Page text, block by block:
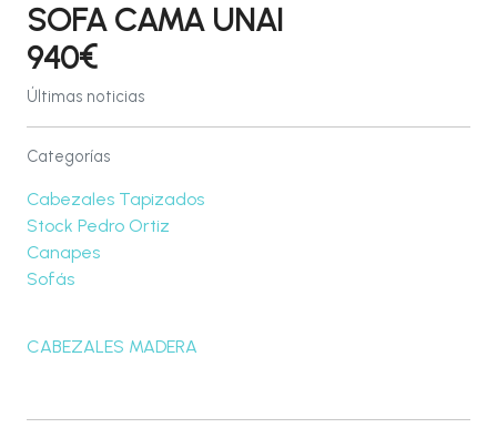
SOFA CAMA UNAI
940€
Últimas noticias
Categorías
Cabezales Tapizados
Stock Pedro Ortiz
Canapes
Sofás
CABEZALES MADERA